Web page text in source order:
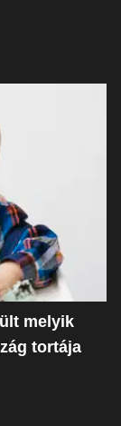
melyik
tortája